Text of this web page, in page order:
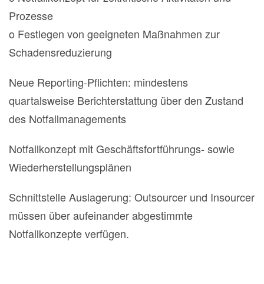
Prozesse
o Festlegen von geeigneten Maßnahmen zur
Schadensreduzierung
Neue Reporting-Pflichten: mindestens
quartalsweise Berichterstattung über den Zustand
des Notfallmanagements
Notfallkonzept mit Geschäftsfortführungs- sowie
Wiederherstellungsplänen
Schnittstelle Auslagerung: Outsourcer und Insourcer
müssen über aufeinander abgestimmte
Notfallkonzepte verfügen.